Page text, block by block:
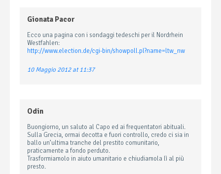
Gionata Pacor
Ecco una pagina con i sondaggi tedeschi per il Nordrhein
Westfahlen:
http://www.election.de/cgi-bin/showpoll.pl?name=ltw_nw
10 Maggio 2012 at 11:37
Odin
Buongiorno, un saluto al Capo ed ai frequentatori abituali.
Sulla Grecia, ormai decotta e fuori controllo, credo ci sia in
ballo un’ultima tranche del prestito comunitario,
praticamente a fondo perduto.
Trasformiamolo in aiuto umanitario e chiudiamola lì al più
presto.